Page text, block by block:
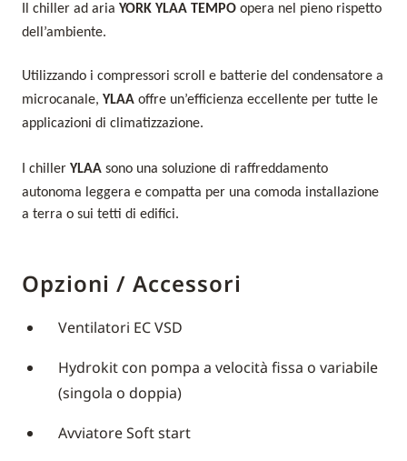
Il chiller ad aria YORK YLAA TEMPO opera nel pieno rispetto
dell’ambiente.
Utilizzando i compressori scroll e batterie del condensatore a
microcanale, YLAA offre un’efficienza eccellente per tutte le
applicazioni di climatizzazione.
I chiller YLAA sono una soluzione di raffreddamento
autonoma leggera e compatta per una comoda installazione
a terra o sui tetti di edifici.
Opzioni / Accessori
Ventilatori EC VSD
Hydrokit con pompa a velocità fissa o variabile
(singola o doppia)
Avviatore Soft start